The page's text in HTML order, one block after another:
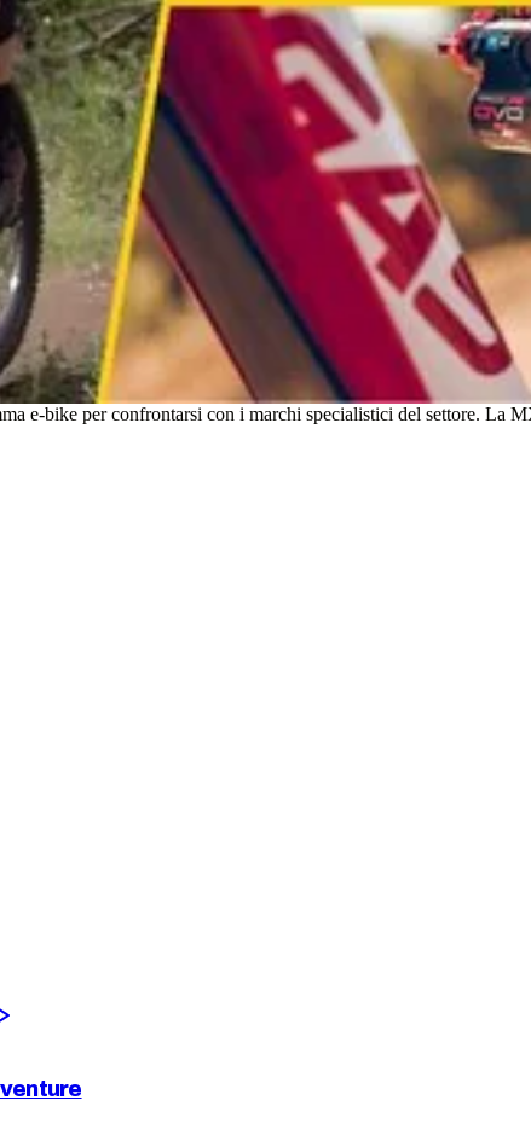
e-bike per confrontarsi con i marchi specialistici del settore. La